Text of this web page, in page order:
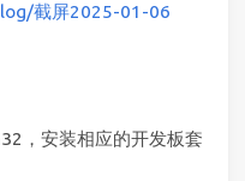
截屏2025-01-06
，安装相应的开发板套